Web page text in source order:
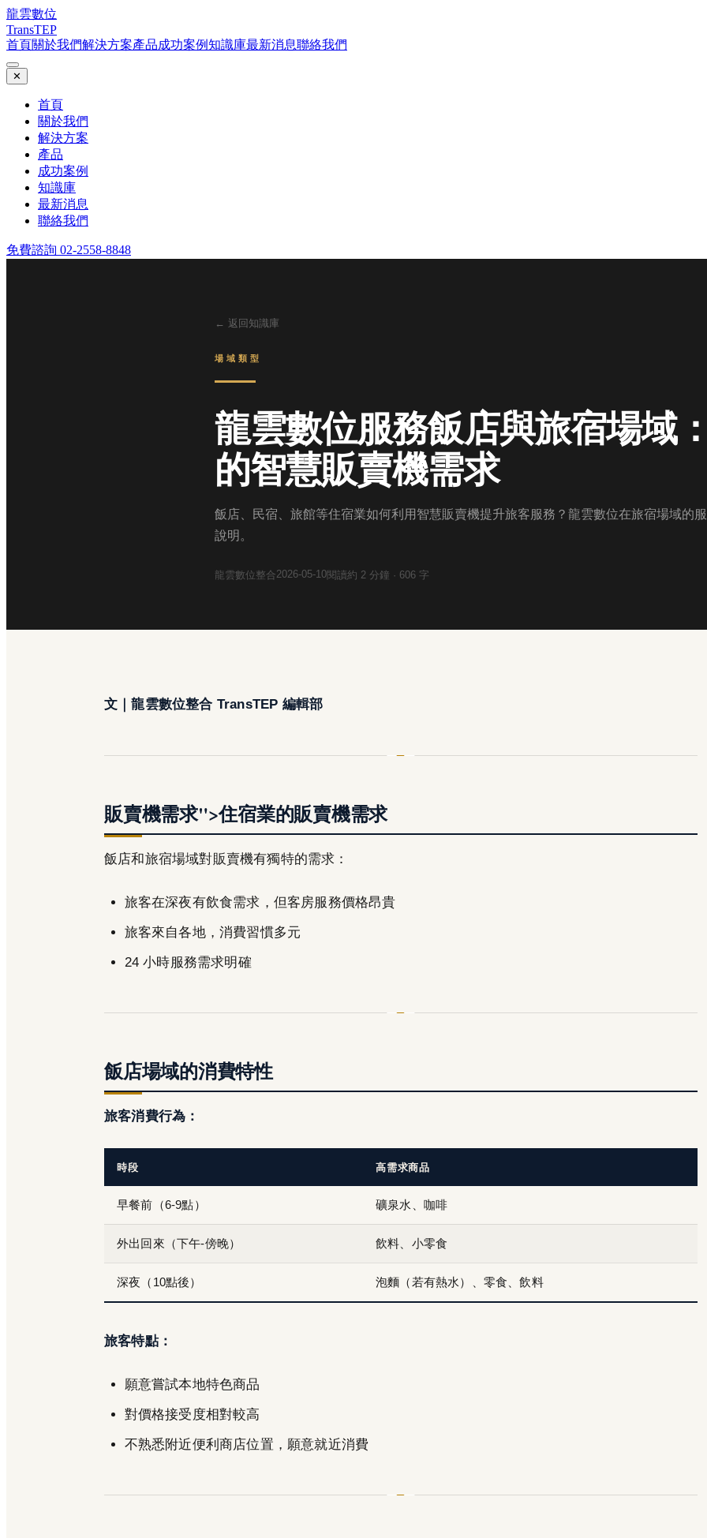
龍雲數位
TransTEP
首頁關於我們解決方案產品成功案例知識庫最新消息聯絡我們
✕
首頁
關於我們
解決方案
產品
成功案例
知識庫
最新消息
聯絡我們
免費諮詢 02-2558-8848
← 返回知識庫
場域類型
龍雲數位服務飯店與旅宿場域
的智慧販賣機需求
飯店、民宿、旅館等住宿業如何利用智慧販賣機提升旅客服務？龍雲數位在旅宿場域的
說明。
龍雲數位整合2026-05-10閱讀約 2 分鐘 · 606 字
文｜龍雲數位整合 TransTEP 編輯部
販賣機需求">住宿業的販賣機需求
飯店和旅宿場域對販賣機有獨特的需求：
旅客在深夜有飲食需求，但客房服務價格昂貴
旅客來自各地，消費習慣多元
24 小時服務需求明確
飯店場域的消費特性
旅客消費行為：
時段 高需求商品
早餐前（6-9點） 礦泉水、咖啡
外出回來（下午-傍晚） 飲料、小零食
深夜（10點後） 泡麵（若有熱水）、零食、飲料
旅客特點：
願意嘗試本地特色商品
對價格接受度相對較高
不熟悉附近便利商店位置，願意就近消費